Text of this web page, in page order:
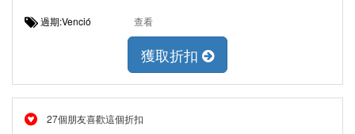
過期:Venció 查看
獲取折扣
27個朋友喜歡這個折扣